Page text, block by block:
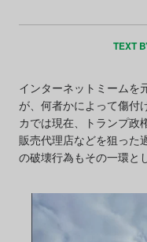
TEXT
インターネットミームを
が、何者かによって傷付
カでは現在、トランプ政
販売代理店などを狙った
の破壊行為もその一環と